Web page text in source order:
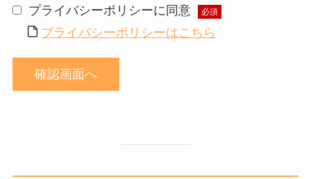
プライバシーポリシーに同意 必須
プライバシーポリシーはこちら